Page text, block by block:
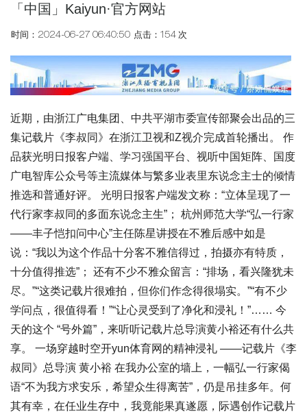
「中国」Kaiyun·官方网站
时间：2024-06-27 06:40:50 点击：154 次
近期，由浙江广电集团、中共平湖市委宣传部聚会出品的三
集记载片《李叔同》在浙江卫视和Z视介完成首轮播出。 作
品获光明日报客户端、学习强国平台、视听中国矩阵、国度
广电智库公众号等主流媒体与繁多业表里东说念主士的倾情
推选和普通好评。 光明日报客户端发文称：“立体呈现了一
代行家李叔同的多面东说念主生”； 杭州师范大学“弘一行家
——丰子恺扣问中心”主任陈星讲授在不雅后感中如是
说：“我以为这个作品十分客不雅信得过，拍摄亦有特质，
十分值得推选”； 还有不少不雅众留言：“排场，看兴隆犹未
尽。”“这类记载片很难拍，但你们作念得很塌实。”“有不少
学问点，很值得看！”“让心灵受到了净化和浸礼！”…… 今
天的这个 “号外篇”，来听听记载片总导演黄小裕还有什么共
享。 一场穿越时空开yun体育网的精神浸礼 ——记载片《李
叔同》总导演 黄小裕 在我办公室的墙上，一幅弘一行家偈
语“不为我方求安乐，希望众生得离苦”，仍是吊挂多年。何
其有幸，在任业生存中，我竟能果真遂愿，际遇创作记载片